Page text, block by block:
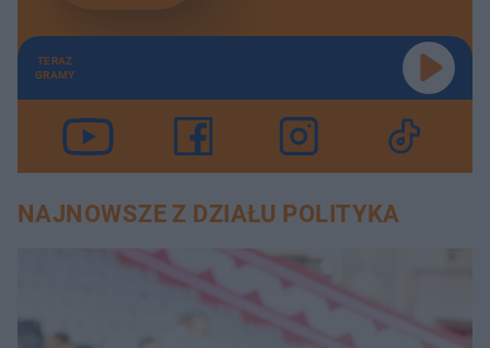
TERAZ
GRAMY
NAJNOWSZE Z DZIAŁU POLITYKA